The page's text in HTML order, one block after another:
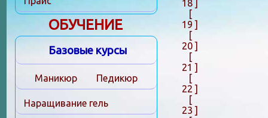
18 ]
[
19 ]
[
20 ]
[
21 ]
[
22 ]
[
23 ]
ОБУЧЕНИЕ
Базовые курсы
Маникюр Педикюр
Наращивание гель